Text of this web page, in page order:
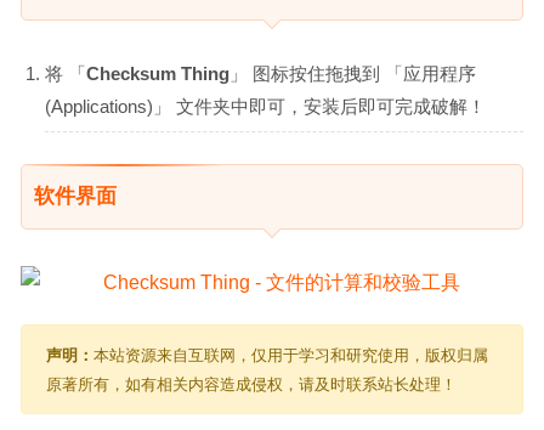
将 「Checksum Thing 」 图标按住拖拽到 「应用程序
(Applications)」 文件夹中即可，安装后即可完成破解！
软件界面
声明： 本站资源来自互联网，仅用于学习和研究使用，版权归属
原著所有，如有相关内容造成侵权，请及时联系站长处理！